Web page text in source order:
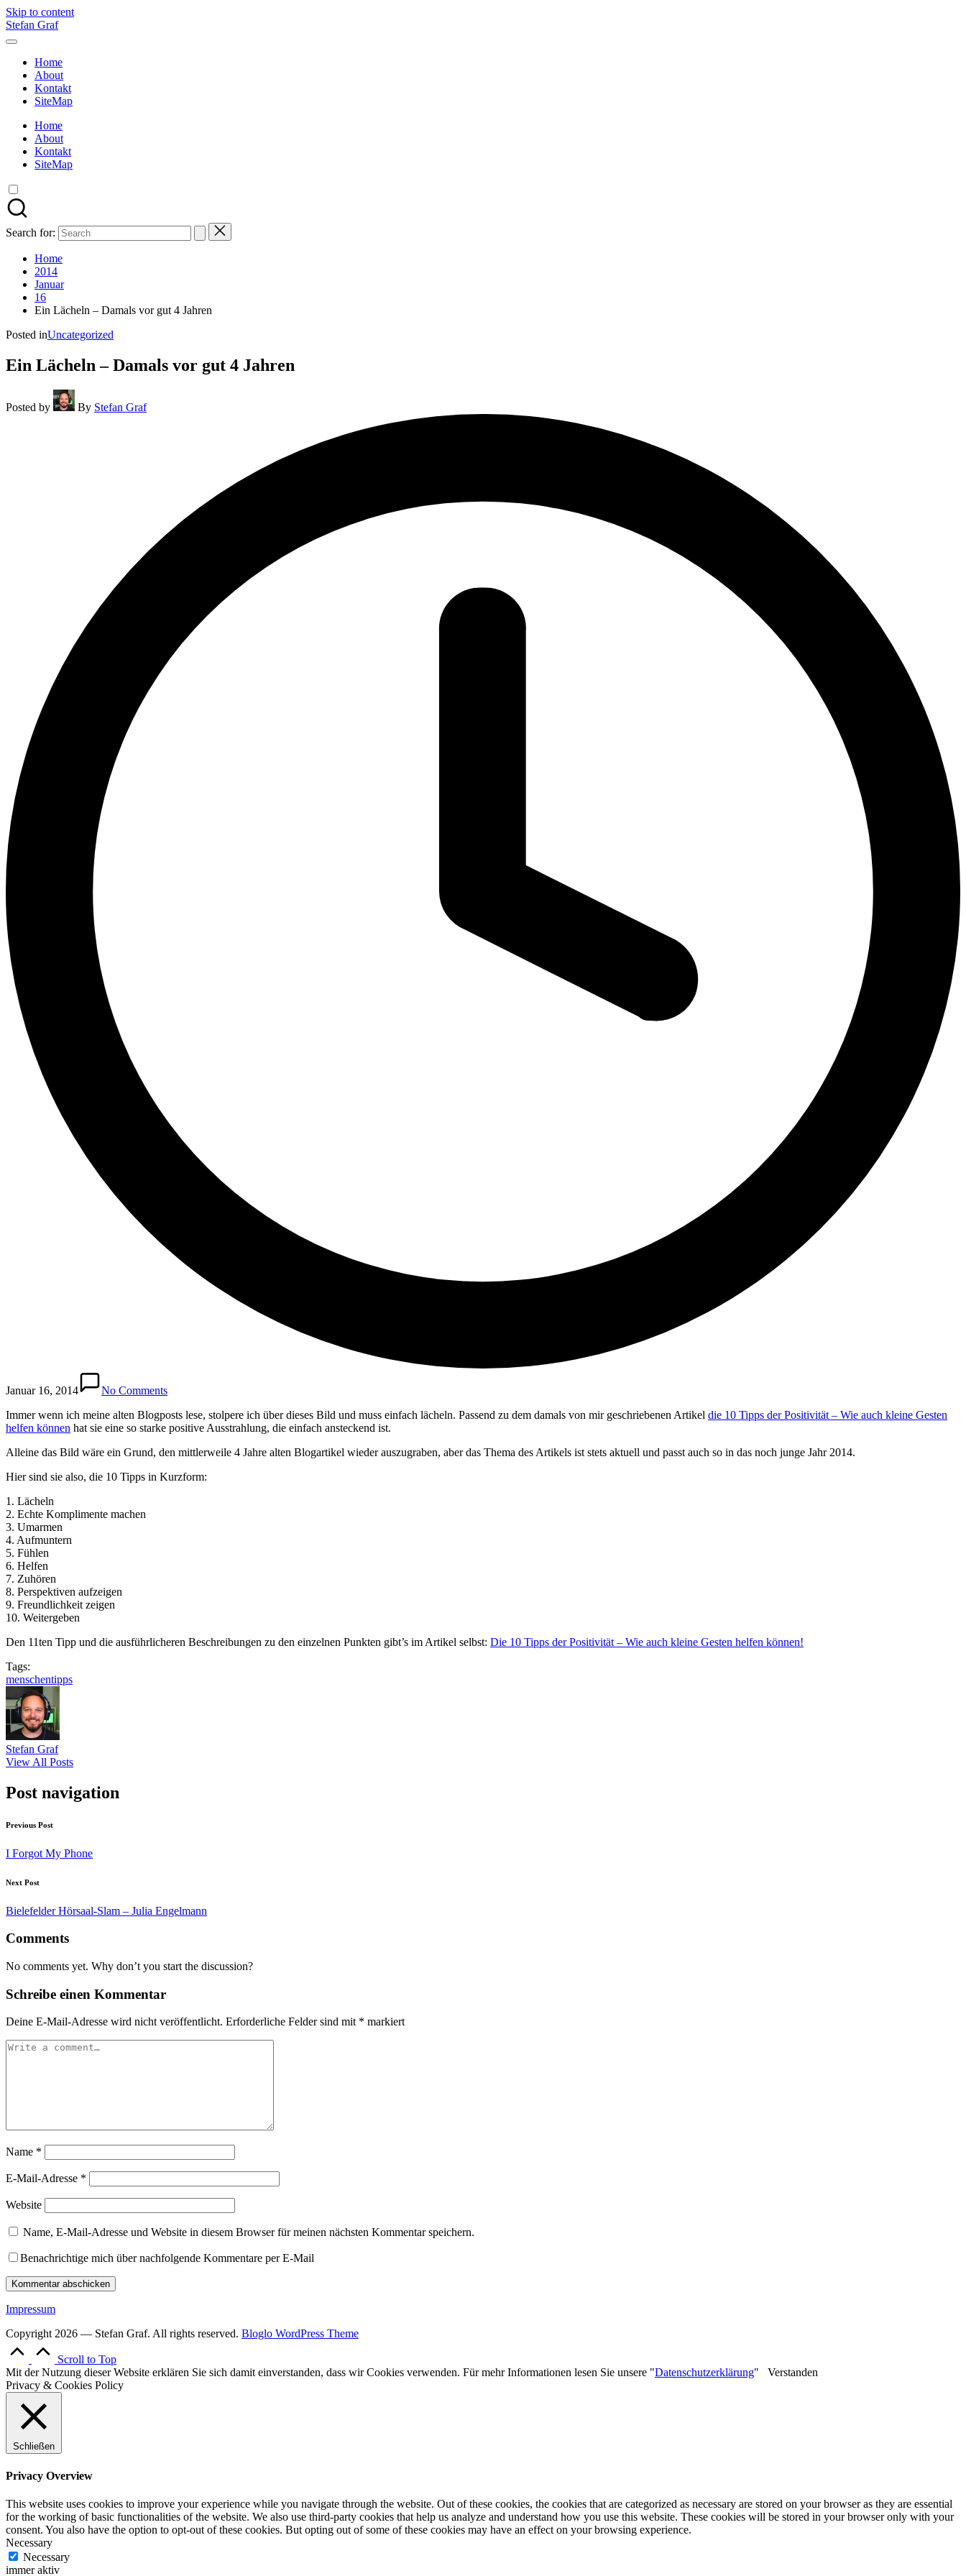
Skip to content
Stefan Graf
Home
About
Kontakt
SiteMap
Home
About
Kontakt
SiteMap
Search for:
Home
2014
Januar
16
Ein Lächeln – Damals vor gut 4 Jahren
Posted inUncategorized
Ein Lächeln – Damals vor gut 4 Jahren
Posted by By Stefan Graf
Januar 16, 2014
No Comments
Immer wenn ich meine alten Blogposts lese, stolpere ich über dieses Bild und muss einfach lächeln. Passend zu dem damals von mir geschriebenen Artikel die 10 Tipps der Positivität – Wie auch kleine Gesten
helfen können hat sie eine so starke positive Ausstrahlung, die einfach ansteckend ist.
Alleine das Bild wäre ein Grund, den mittlerweile 4 Jahre alten Blogartikel wieder auszugraben, aber das Thema des Artikels ist stets aktuell und passt auch so in das noch junge Jahr 2014.
Hier sind sie also, die 10 Tipps in Kurzform:
1. Lächeln
2. Echte Komplimente machen
3. Umarmen
4. Aufmuntern
5. Fühlen
6. Helfen
7. Zuhören
8. Perspektiven aufzeigen
9. Freundlichkeit zeigen
10. Weitergeben
Den 11ten Tipp und die ausführlicheren Beschreibungen zu den einzelnen Punkten gibt’s im Artikel selbst: Die 10 Tipps der Positivität – Wie auch kleine Gesten helfen können!
Tags:
menschentipps
Stefan Graf
View All Posts
Post navigation
Previous Post
I Forgot My Phone
Next Post
Bielefelder Hörsaal-Slam – Julia Engelmann
Comments
No comments yet. Why don’t you start the discussion?
Schreibe einen Kommentar
Deine E-Mail-Adresse wird nicht veröffentlicht. Erforderliche Felder sind mit * markiert
Name *
E-Mail-Adresse *
Website
Name, E-Mail-Adresse und Website in diesem Browser für meinen nächsten Kommentar speichern.
Benachrichtige mich über nachfolgende Kommentare per E-Mail
Impressum
Copyright 2026 — Stefan Graf. All rights reserved. Bloglo WordPress Theme
Scroll to Top
Mit der Nutzung dieser Website erklären Sie sich damit einverstanden, dass wir Cookies verwenden. Für mehr Informationen lesen Sie unsere "Datenschutzerklärung" Verstanden
Privacy & Cookies Policy
Schließen
Privacy Overview
This website uses cookies to improve your experience while you navigate through the website. Out of these cookies, the cookies that are categorized as necessary are stored on your browser as they are essential
for the working of basic functionalities of the website. We also use third-party cookies that help us analyze and understand how you use this website. These cookies will be stored in your browser only with your
consent. You also have the option to opt-out of these cookies. But opting out of some of these cookies may have an effect on your browsing experience.
Necessary
Necessary
immer aktiv